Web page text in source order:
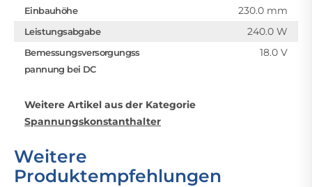
Einbauhöhe 230.0 mm
Leistungsabgabe 240.0 W
Bemessungsversorgungss
pannung bei DC
18.0 V
Weitere Artikel aus der Kategorie
Spannungskonstanthalter
Weitere
Produktempfehlungen